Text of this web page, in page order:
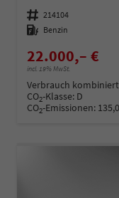
Fahrzeugnummer 214104
Kraftstoff Benzin
22.000,– €
incl. 19% MwSt.
Verbrauch
CO2-Klasse: D
CO2-Emissionen: